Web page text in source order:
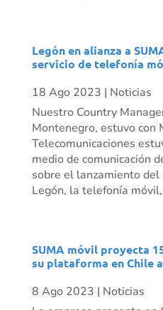
Legón en alianza a
servicio de telefonía
18 Ago 2023 | Noticias
Nuestro Country
Montenegro, estuvo con
Telecomunicaciones
medio de comunicación
sobre el lanzamiento del
Legón, la telefonía
SUMA móvil proyecta
su plataforma en Chile
8 Ago 2023 | Noticias